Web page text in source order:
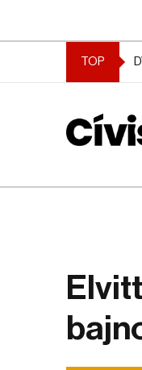
TOP